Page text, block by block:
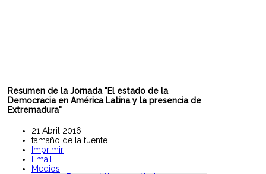
Resumen de la Jornada "El estado de la
Democracia en América Latina y la presencia de
Extremadura"
21 Abril 2016
tamaño de la fuente
Imprimir
Email
Medios